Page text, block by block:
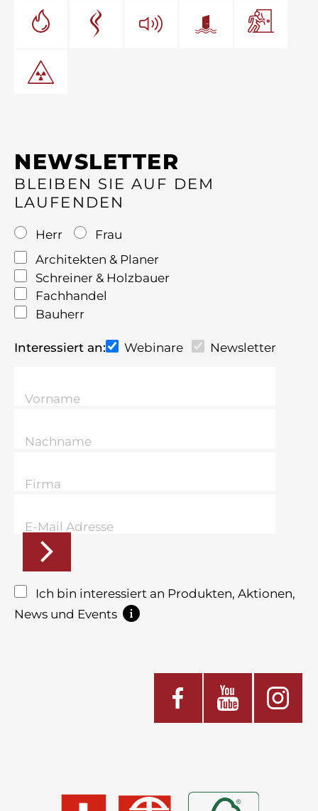
NEWSLETTER
BLEIBEN SIE AUF DEM
LAUFENDEN
Herr
Frau
Architekten & Planer
Schreiner & Holzbauer
Fachhandel
Bauherr
Interessiert an: Webinare Newsletter
Ich bin interessiert an Produkten, Aktionen,
News und Events